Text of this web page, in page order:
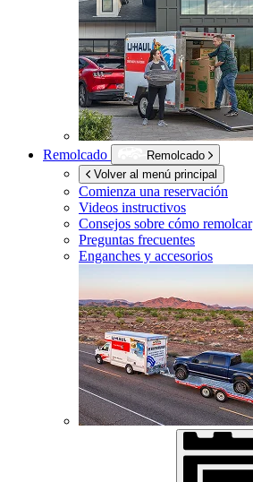
Remolcado
Remolcado
Volver al menú principal
Comienza una reservación
Videos instructivos
Consejos sobre cómo remolcar
Preguntas frecuentes
Enganches y accesorios